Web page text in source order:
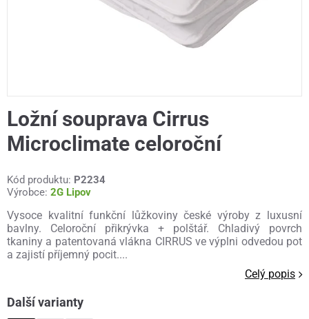
Ložní souprava Cirrus
Microclimate celoroční
Kód produktu: P2234
Výrobce: 2G Lipov
Vysoce kvalitní funkční lůžkoviny české výroby z luxusní
bavlny. Celoroční přikrývka + polštář. Chladivý povrch
tkaniny a patentovaná vlákna CIRRUS ve výplni odvedou pot
a zajistí příjemný pocit....
Celý popis
Další varianty